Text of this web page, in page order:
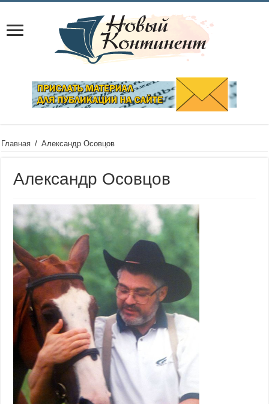
Главная / Александр Осовцов
Александр Осовцов